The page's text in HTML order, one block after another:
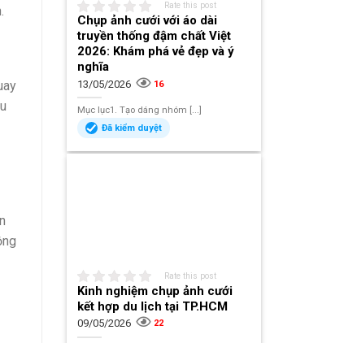
Rate this post
Chụp ảnh cưới với áo dài
truyền thống đậm chất Việt
2026: Khám phá vẻ đẹp và ý
nghĩa
13/05/2026 16
Mục lục1. Tạo dáng nhóm [...]
Đã kiểm duyệt
Rate this post
Kinh nghiệm chụp ảnh cưới
kết hợp du lịch tại TP.HCM
09/05/2026 22